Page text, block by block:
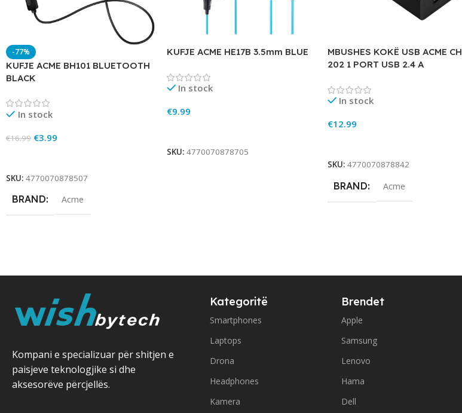
-77%
KUFJE ACME BH101 BLUETOOTH
BLACK
In stock
€16.99 €3.99
SKU: 4770070878507
BRAND Acme
KUFJE ACME HE17B 3.5mm BLUE
In stock
€9.99
SKU: 4770070878705
MBUSHES KOKË USB ACME CH
202 1 PORT USB 2.4 A
In stock
€12.99
SKU: 4770070878842
BRAND Acme
Kompani e specializuar për shitjen e
paisjeve teknologjike si dhe
aksesorëve përcjellës.
Kategoritë
Smartphones
Laptops
Drona
Headphones
Kamera
Brendet
Apple
Samsung
Lenovo
Hama
Dell